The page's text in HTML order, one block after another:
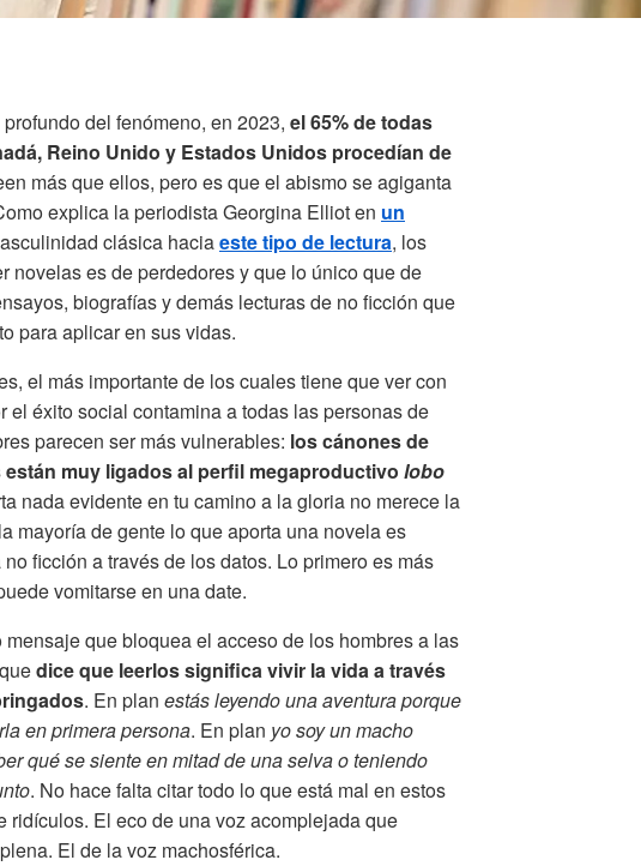
del fenómeno, en 2023, el 65% de todas
Reino Unido y Estados Unidos procedían de
más que ellos, pero es que el abismo se agiganta
explica la periodista Georgina Elliot en un
clásica haciaeste tipo de lectura, los
novelas es de perdedores y que lo único que de
biografías y demás lecturas de no ficción que
para aplicar en sus vidas.
el más importante de los cuales tiene que ver con
el éxito social contamina a todas las personas de
parecen ser más vulnerables: los cánones de
muy ligados al perfil megaproductivo lobo
nada evidente en tu camino a la gloria no merece la
mayoría de gente lo que aporta una novela es
ficción a través de los datos. Lo primero es más
vomitarse en una date.
que bloquea el acceso de los hombres a las
dice que leerlos significa vivir la vida a través
. En plan estás leyendo una aventura porque
en primera persona. En plan yo soy un macho
qué se siente en mitad de una selva o teniendo
. No hace falta citar todo lo que está mal en estos
ridículos. El eco de una voz acomplejada que
El de la voz machosférica.